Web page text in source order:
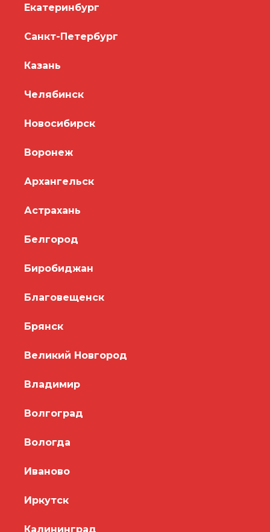
Екатеринбург
Санкт-Петербург
Казань
Челябинск
Новосибирск
Воронеж
Архангельск
Астрахань
Белгород
Биробиджан
Благовещенск
Брянск
Великий Новгород
Владимир
Волгоград
Вологда
Иваново
Иркутск
Калининград